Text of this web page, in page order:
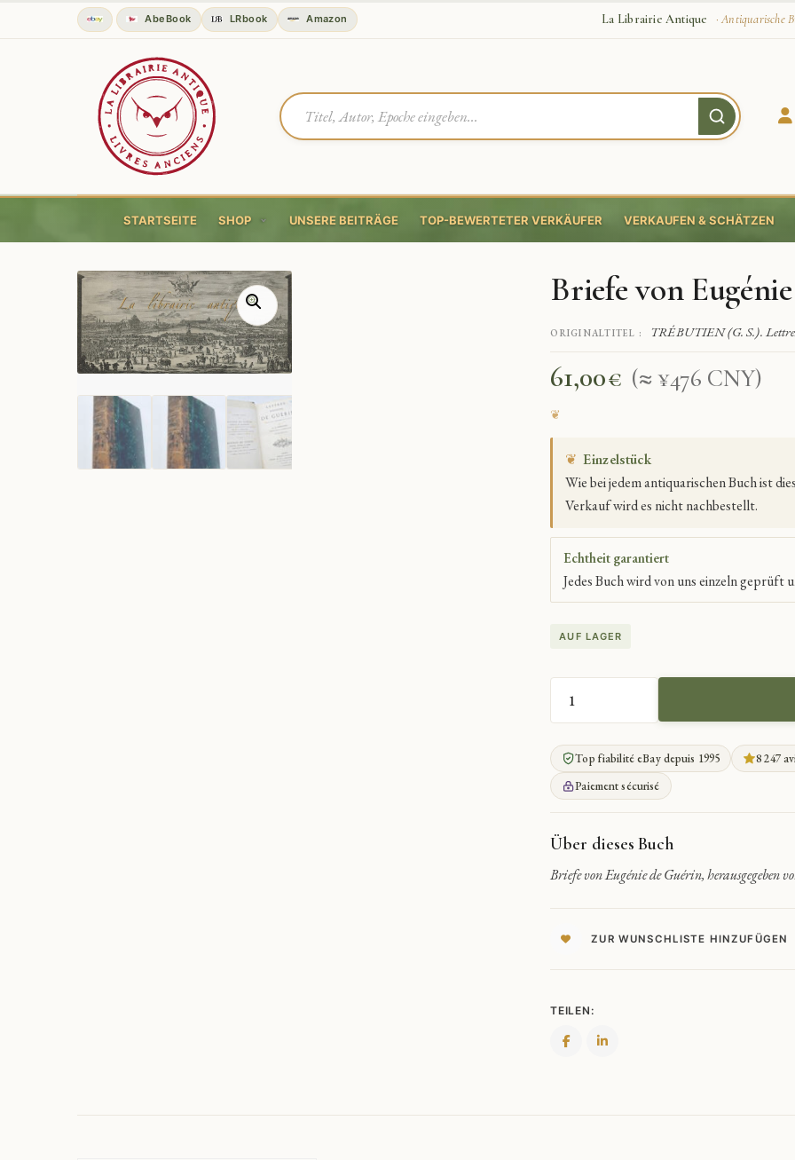
AbeBook LRbook Amazon La Librairie Antique · Antiquarische
STARTSEITE SHOP UNSERE BEITRÄGE TOP-BEWERTETER VERKÄUFER VERKAUFEN & SCHÄTZEN
Briefe von
ORIGINALTITEL : TRÉBUTIEN (G. S.).
61,00€ (≈ ¥476 CNY)
❦ Einzelstück
Wie bei jedem antiquarischen Buch ist
Verkauf wird es nicht nachbestellt.
Echtheit garantiert
Jedes Buch wird von uns einzeln geprüft
AUF LAGER
BRIEFE
VON
EUGÉNIE
DE
GUÉRIN
QUANTITY
Top fiabilité eBay depuis 1995
8 247
Paiement sécurisé
Über dieses Buch
Briefe von Eugénie de Guérin,
ZUR WUNSCHLISTE HINZUFÜGEN
TEILEN: